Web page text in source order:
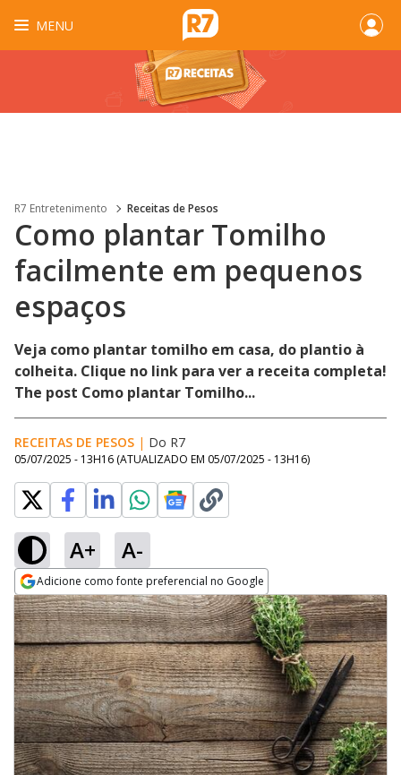
MENU
R7 Entretenimento Receitas de Pesos
Como plantar Tomilho
facilmente em pequenos
espaços
Veja como plantar tomilho em casa, do plantio à
colheita. Clique no link para ver a receita completa!
The post Como plantar Tomilho...
RECEITAS DE PESOS | Do R7
05/07/2025 - 13H16 (ATUALIZADO EM 05/07/2025 - 13H16)
A+ A-
Adicione como fonte preferencial no Google
Opens in new window